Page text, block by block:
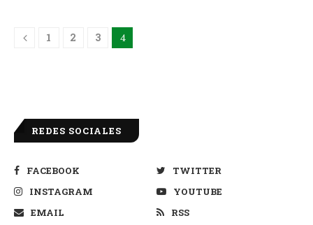
1 2 3 4
REDES SOCIALES
FACEBOOK
TWITTER
INSTAGRAM
YOUTUBE
EMAIL
RSS